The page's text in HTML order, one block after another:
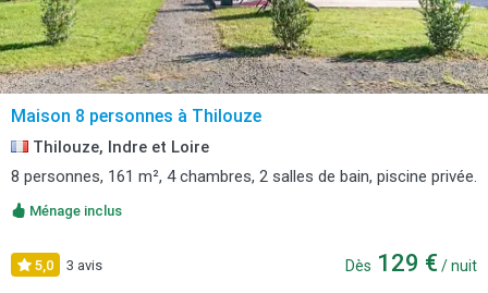
Maison 8 personnes à Thilouze
Thilouze, Indre et Loire
8 personnes, 161 m², 4 chambres, 2 salles de bain, piscine privée.
Ménage inclus
5,0 3 avis Dès 129 € / nuit